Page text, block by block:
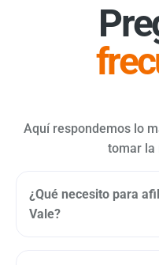
Aquí respondemos lo
tomar la
¿Qué necesito para
Vale?